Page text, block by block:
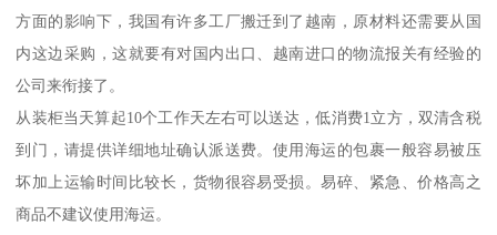
方面的影响下，我国有许多工厂搬迁到了越南，原材料还需要从国
内这边采购，这就要有对国内出口、越南进口的物流报关有经验的
公司来衔接了。
从装柜当天算起10个工作天左右可以送达，低消费1立方，双清含税
到门，请提供详细地址确认派送费。使用海运的包裹一般容易被压
坏加上运输时间比较长，货物很容易受损。易碎、紧急、价格高之
商品不建议使用海运。